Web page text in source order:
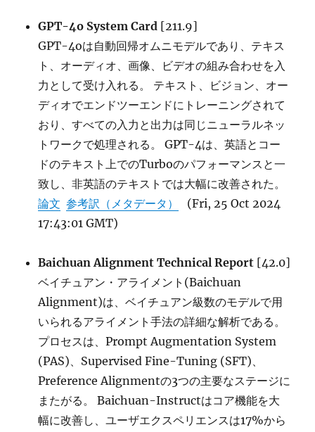
GPT-4o System Card [211.9]
GPT-4oは自動回帰オムニモデルであり、テキス
ト、オーディオ、画像、ビデオの組み合わせを入
力として受け入れる。 テキスト、ビジョン、オー
ディオでエンドツーエンドにトレーニングされて
おり、すべての入力と出力は同じニューラルネッ
トワークで処理される。 GPT-4は、英語とコー
ドのテキスト上でのTurboのパフォーマンスと一
致し、非英語のテキストでは大幅に改善された。
論文 参考訳（メタデータ）
(Fri, 25 Oct 2024
17:43:01 GMT)
Baichuan Alignment Technical Report [42.0]
ベイチュアン・アライメント(Baichuan
Alignment)は、ベイチュアン級数のモデルで用
いられるアライメント手法の詳細な解析である。
プロセスは、Prompt Augmentation System
(PAS)、Supervised Fine-Tuning (SFT)、
Preference Alignmentの3つの主要なステージに
またがる。 Baichuan-Instructはコア機能を大
幅に改善し、ユーザエクスペリエンスは17%から